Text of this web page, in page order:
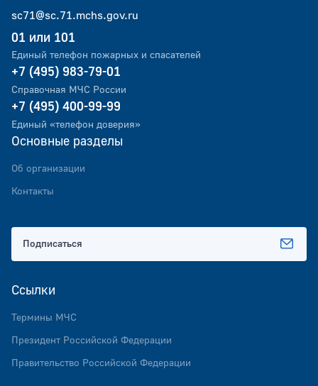
sc71@sc.71.mchs.gov.ru
01 или 101
Единый телефон пожарных и спасателей
+7 (495) 983-79-01
Справочная МЧС России
+7 (495) 400-99-99
Единый «телефон доверия»
Основные разделы
Об организации
Контакты
Ссылки
Термины МЧС
Президент Российской Федерации
Правительство Российской Федерации
Подписаться